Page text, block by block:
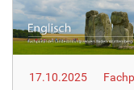
h
e
r
e
17.10.2025